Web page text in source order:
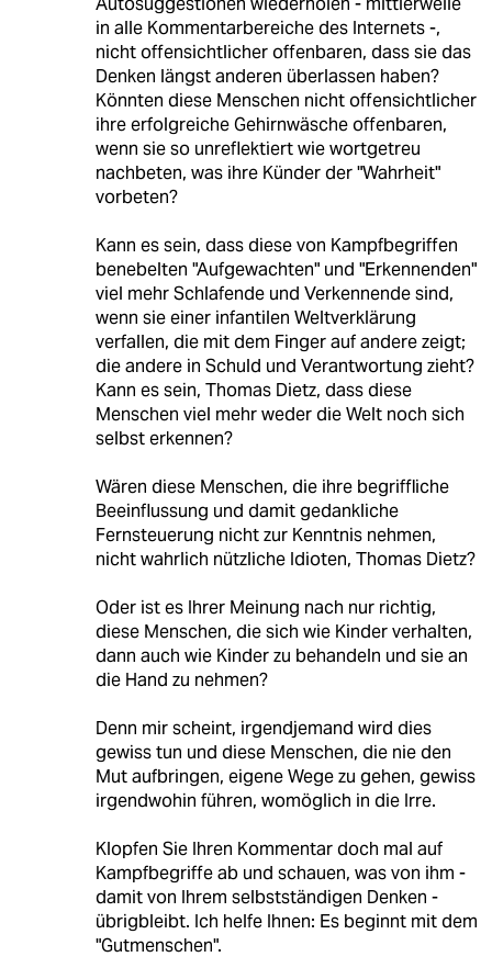
in alle Kommentarbereiche des Internets -,
nicht offensichtlicher offenbaren, dass sie das
Denken längst anderen überlassen haben?
Könnten diese Menschen nicht offensichtlicher
ihre erfolgreiche Gehirnwäsche offenbaren,
wenn sie so unreflektiert wie wortgetreu
nachbeten, was ihre Künder der "Wahrheit"
vorbeten?
Kann es sein, dass diese von Kampfbegriffen
benebelten "Aufgewachten" und "Erkennenden"
viel mehr Schlafende und Verkennende sind,
wenn sie einer infantilen Weltverklärung
verfallen, die mit dem Finger auf andere zeigt;
die andere in Schuld und Verantwortung zieht?
Kann es sein, Thomas Dietz, dass diese
Menschen viel mehr weder die Welt noch sich
selbst erkennen?
Wären diese Menschen, die ihre begriffliche
Beeinflussung und damit gedankliche
Fernsteuerung nicht zur Kenntnis nehmen,
nicht wahrlich nützliche Idioten, Thomas Dietz?
Oder ist es Ihrer Meinung nach nur richtig,
diese Menschen, die sich wie Kinder verhalten,
dann auch wie Kinder zu behandeln und sie an
die Hand zu nehmen?
Denn mir scheint, irgendjemand wird dies
gewiss tun und diese Menschen, die nie den
Mut aufbringen, eigene Wege zu gehen, gewiss
irgendwohin führen, womöglich in die Irre.
Klopfen Sie Ihren Kommentar doch mal auf
Kampfbegriffe ab und schauen, was von ihm -
damit von Ihrem selbstständigen Denken -
übrigbleibt. Ich helfe Ihnen: Es beginnt mit dem
"Gutmenschen".